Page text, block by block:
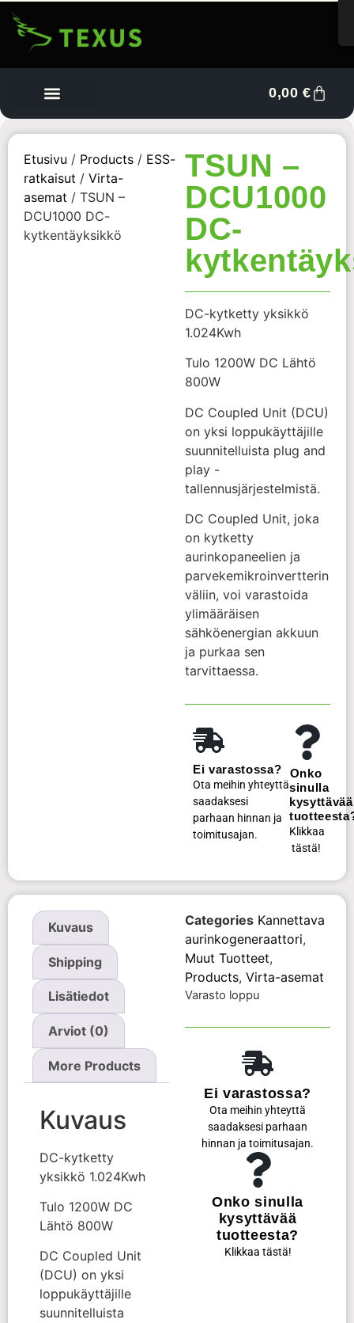
0,00€
Etusivu / Products / ESS-
ratkaisut / Virta-
asemat / TSUN –
DCU1000 DC-
kytkentäyksikkö
TSUN –
DCU1000
DC-
DC-kytketty yksikkö
1.024Kwh
Tulo 1200W DC Lähtö
800W
DC Coupled Unit (DCU)
on yksi loppukäyttäjille
suunnitelluista plug and
play -
tallennusjärjestelmistä.
DC Coupled Unit, joka
on kytketty
aurinkopaneelien ja
parvekemikroinvertterin
väliin, voi varastoida
ylimääräisen
sähköenergian akkuun
ja purkaa sen
tarvittaessa.
Ei varastossa?
Ota meihin yhteyttä
saadaksesi
parhaan hinnan ja
toimitusajan.
Onko
sinulla
kysyttävää
Klikkaa
tästä!
Kuvaus
Shipping
Lisätiedot
Arviot (0)
More Products
Kuvaus
DC-kytketty
yksikkö 1.024Kwh
Tulo 1200W DC
Lähtö 800W
DC Coupled Unit
(DCU) on yksi
loppukäyttäjille
suunnitelluista
Categories Kannettava
aurinkogeneraattori,
Muut Tuotteet,
Products, Virta-asemat
Varasto loppu
Ei varastossa?
Ota meihin yhteyttä
saadaksesi parhaan
hinnan ja toimitusajan.
Onko sinulla
kysyttävää
tuotteesta?
Klikkaa tästä!